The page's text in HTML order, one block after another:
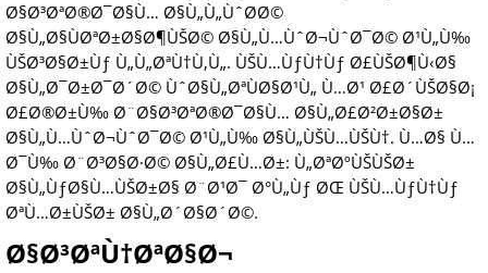
Ø§Ø³ØªØ®Ø¯Ø§Ù… Ø§Ù„Ù„ÙˆØ­Ø©
Ø§Ù„Ø§ÙØªØ±Ø§Ø¶ÙŠØ© Ø§Ù„Ù…ÙˆØ¬ÙˆØ¯Ø© Ø¹Ù„Ù‰
ÙŠØ³Ø§Ø±Ùƒ Ù„Ù„ØªÙ†Ù‚Ù„. ÙŠÙ…ÙƒÙ†Ùƒ Ø£ÙŠØ¶Ù‹Ø§
Ø§Ù„Ø¯Ø±Ø¯Ø´Ø© ÙˆØ§Ù„ØªÙØ§Ø¹Ù„ Ù…Ø¹ Ø£Ø´ÙŠØ§Ø¡
Ø£Ø®Ø±Ù‰ Ø¨Ø§Ø³ØªØ®Ø¯Ø§Ù… Ø§Ù„Ø£Ø²Ø±Ø§Ø±
Ø§Ù„Ù…ÙˆØ¬ÙˆØ¯Ø© Ø¹Ù„Ù‰ Ø§Ù„ÙŠÙ…ÙŠÙ†. Ù…Ø§ Ù…
Ø¯Ù‰ Ø¨Ø³Ø§Ø·Ø© Ø§Ù„Ø£Ù…Ø±: Ù„ØªØºÙŠÙŠØ±
Ø§Ù„ÙƒØ§Ù…ÙŠØ±Ø§ Ø¨Ø¹Ø¯ Ø°Ù„Ùƒ ØŒ ÙŠÙ…ÙƒÙ†Ùƒ
ØªÙ…Ø±ÙŠØ± Ø§Ù„Ø´Ø§Ø´Ø©.
Ø§Ø³ØªÙ†ØªØ§Ø¬